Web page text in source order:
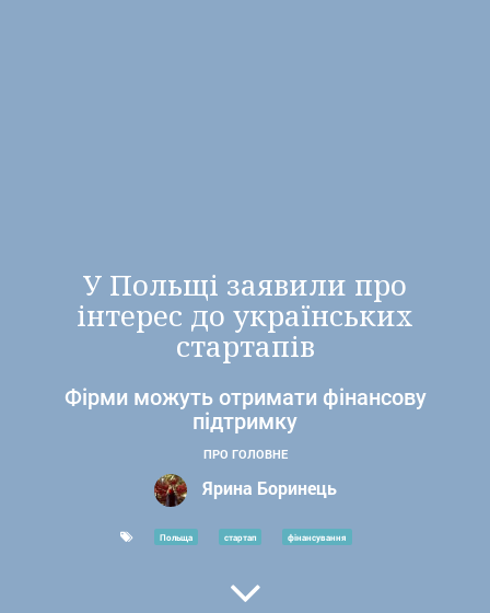
У Польщі заявили про
інтерес до українських
стартапів
Фірми можуть отримати фінансову
підтримку
ПРО ГОЛОВНЕ
Ярина Боринець
Польща стартап фінансування